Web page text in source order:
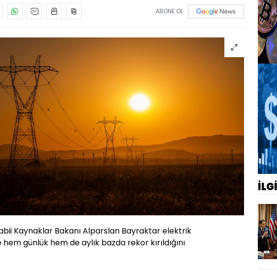
ABONE OL
Kaynaklar Bakanı Alparslan Bayraktar elektrik
günlük hem de aylık bazda rekor kırıldığını